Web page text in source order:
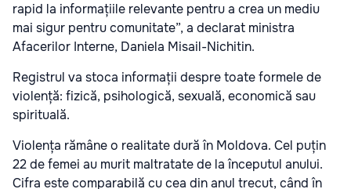
rapid la informațiile relevante pentru a crea un mediu
mai sigur pentru comunitate”, a declarat ministra
Afacerilor Interne, Daniela Misail-Nichitin.
Registrul va stoca informații despre toate formele de
violență: fizică, psihologică, sexuală, economică sau
spirituală.
Violența rămâne o realitate dură în Moldova. Cel puțin
22 de femei au murit maltratate de la începutul anului.
Cifra este comparabilă cu cea din anul trecut, când în